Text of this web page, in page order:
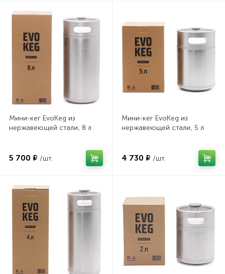
Мини-кег EvoKeg из
нержавеющей стали, 8 л
5 700 ₽ /шт.
Мини-кег EvoKeg из
нержавеющей стали, 5 л
4 730 ₽ /шт.